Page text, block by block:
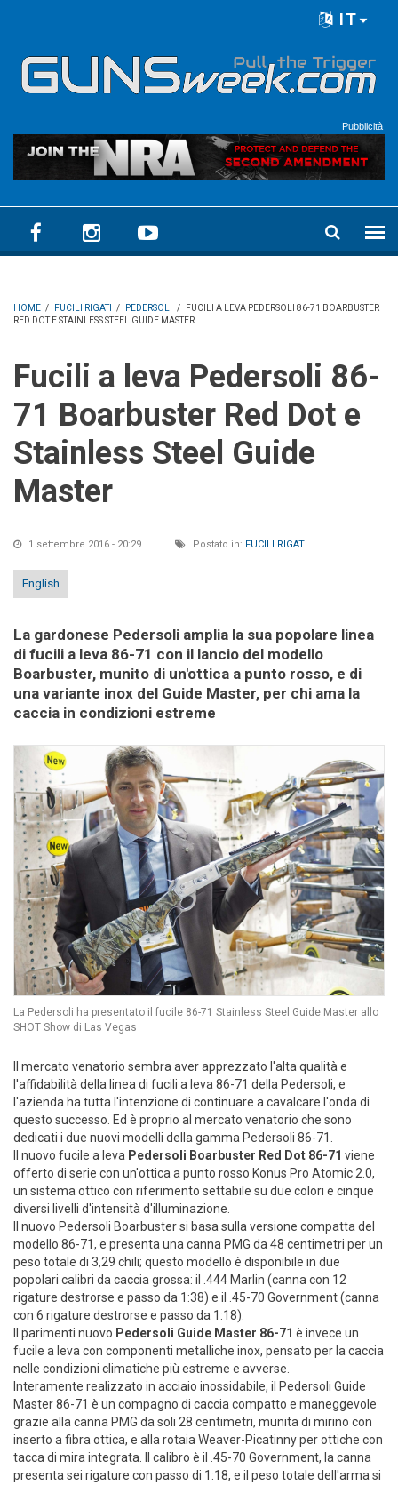
IT
Pubblicità
HOME / FUCILI RIGATI / PEDERSOLI /
FUCILI A LEVA PEDERSOLI 86-71 BOARBUSTER
RED DOT E STAINLESS STEEL GUIDE MASTER
Fucili a leva Pedersoli 86-
71 Boarbuster Red Dot e
Stainless Steel Guide
Master
1 settembre 2016 - 20:29 Postato in: FUCILI RIGATI
English
La gardonese Pedersoli amplia la sua popolare linea
di fucili a leva 86-71 con il lancio del modello
Boarbuster, munito di un'ottica a punto rosso, e di
una variante inox del Guide Master, per chi ama la
caccia in condizioni estreme
La Pedersoli ha presentato il fucile 86-71 Stainless Steel Guide Master allo
SHOT Show di Las Vegas
Il mercato venatorio sembra aver apprezzato l'alta qualità e
l'affidabilità della linea di fucili a leva 86-71 della Pedersoli, e
l'azienda ha tutta l'intenzione di continuare a cavalcare l'onda di
questo successo. Ed è proprio al mercato venatorio che sono
dedicati i due nuovi modelli della gamma Pedersoli 86-71.
Il nuovo fucile a leva Pedersoli Boarbuster Red Dot 86-71 viene
offerto di serie con un'ottica a punto rosso Konus Pro Atomic 2.0,
un sistema ottico con riferimento settabile su due colori e cinque
diversi livelli d'intensità d'illuminazione.
Il nuovo Pedersoli Boarbuster si basa sulla versione compatta del
modello 86-71, e presenta una canna PMG da 48 centimetri per un
peso totale di 3,29 chili; questo modello è disponibile in due
popolari calibri da caccia grossa: il .444 Marlin (canna con 12
rigature destrorse e passo da 1:38) e il .45-70 Government (canna
con 6 rigature destrorse e passo da 1:18).
Il parimenti nuovo Pedersoli Guide Master 86-71 è invece un
fucile a leva con componenti metalliche inox, pensato per la caccia
nelle condizioni climatiche più estreme e avverse.
Interamente realizzato in acciaio inossidabile, il Pedersoli Guide
Master 86-71 è un compagno di caccia compatto e maneggevole
grazie alla canna PMG da soli 28 centimetri, munita di mirino con
inserto a fibra ottica, e alla rotaia Weaver-Picatinny per ottiche con
tacca di mira integrata. Il calibro è il .45-70 Government, la canna
presenta sei rigature con passo di 1:18, e il peso totale dell'arma si